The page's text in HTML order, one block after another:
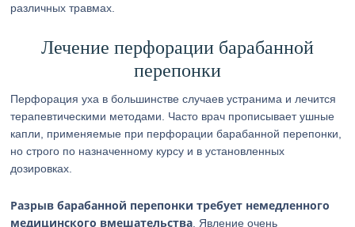
различных травмах.
Лечение перфорации барабанной
перепонки
Перфорация уха в большинстве случаев устранима и лечится
терапевтическими методами. Часто врач прописывает ушные
капли, применяемые при перфорации барабанной перепонки,
но строго по назначенному курсу и в установленных
дозировках.
Разрыв барабанной перепонки требует немедленного
медицинского вмешательства . Явление очень